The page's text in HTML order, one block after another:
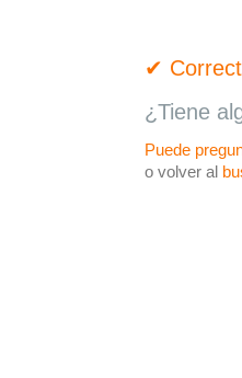
✔
¿Tiene
Puede
o volver al